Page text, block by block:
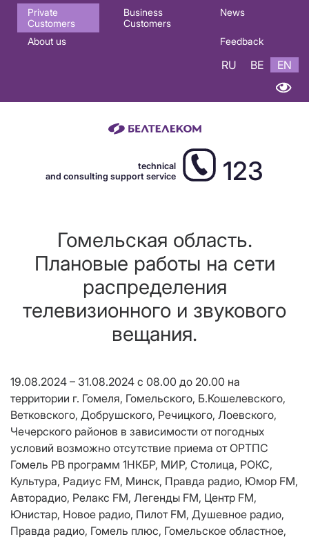
Основная
навигация
Private
Customers
Business
Customers
News
About us Feedback
RU BE EN
technical
and consulting support service
123
Гомельская область.
Плановые работы на сети
распределения
телевизионного и звукового
вещания.
19.08.2024 – 31.08.2024 с 08.00 до 20.00 на
территории г. Гомеля, Гомельского, Б.Кошелевского,
Ветковского, Добрушского, Речицкого, Лоевского,
Чечерского районов в зависимости от погодных
условий возможно отсутствие приема от ОРТПС
Гомель РВ программ 1НКБР, МИР, Столица, РОКС,
Культура, Радиус FM, Минск, Правда радио, Юмор FM,
Авторадио, Релакс FM, Легенды FM, Центр FM,
Юнистар, Новое радио, Пилот FM, Душевное радио,
Правда радио, Гомель плюс, Гомельское областное,